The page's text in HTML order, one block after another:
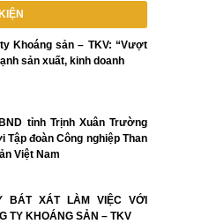
Khoáng sản – TKV: “Vượt
sản xuất, kinh doanh
tỉnh Trịnh Xuân Trường
Tập đoàn Công nghiệp Than
Việt Nam
BÁT XÁT LÀM VIỆC VỚI
TY KHOÁNG SẢN – TKV